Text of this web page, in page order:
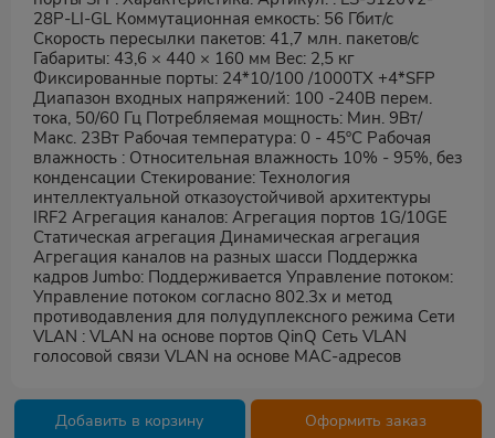
28P-LI-GL Коммутационная емкость: 56 Гбит/с
Скорость пересылки пакетов: 41,7 млн. пакетов/с
Габариты: 43,6 × 440 × 160 мм Вес: 2,5 кг
Фиксированные порты: 24*10/100 /1000TX +4*SFP
Диапазон входных напряжений: 100 -240В перем.
тока, 50/60 Гц Потребляемая мощность: Мин. 9Вт/
Макс. 23Вт Рабочая температура: 0 - 45ºC Рабочая
влажность : Относительная влажность 10% - 95%, без
конденсации Стекирование: Технология
интеллектуальной отказоустойчивой архитектуры
IRF2 Агрегация каналов: Агрегация портов 1G/10GE
Статическая агрегация Динамическая агрегация
Агрегация каналов на разных шасси Поддержка
кадров Jumbо: Поддерживается Управление потоком:
Управление потоком согласно 802.3x и метод
противодавления для полудуплексного режима Сети
VLAN : VLAN на основе портов QinQ Сеть VLAN
голосовой связи VLAN на основе MAC-адресов
Добавить в корзину Оформить заказ